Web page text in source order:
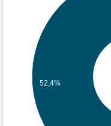
52,4%